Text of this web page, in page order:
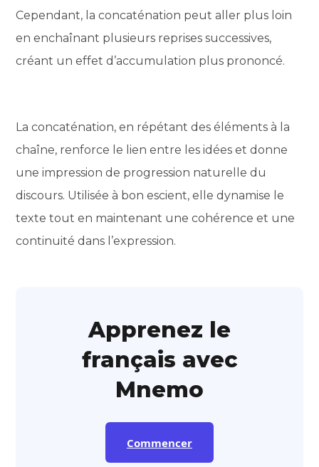
Cependant, la concaténation peut aller plus loin
en enchaînant plusieurs reprises successives,
créant un effet d’accumulation plus prononcé.
La concaténation, en répétant des éléments à la
chaîne, renforce le lien entre les idées et donne
une impression de progression naturelle du
discours. Utilisée à bon escient, elle dynamise le
texte tout en maintenant une cohérence et une
continuité dans l’expression.
Apprenez le
français avec
Mnemo
Commencer